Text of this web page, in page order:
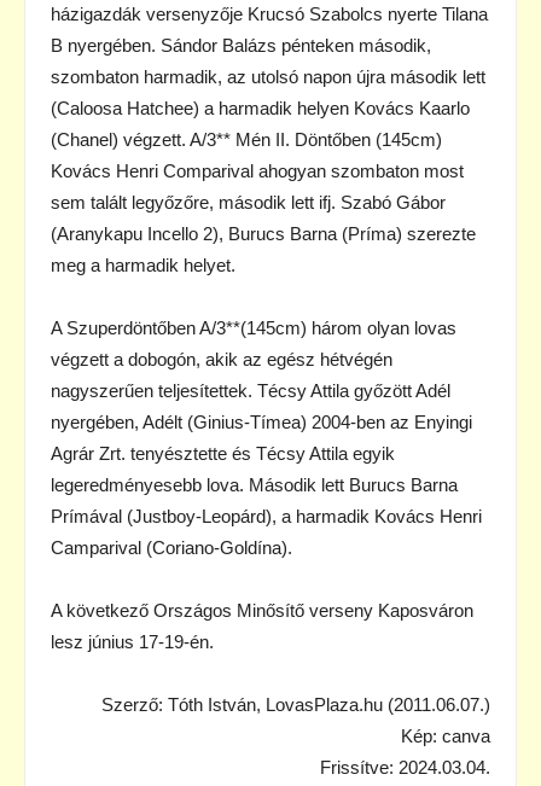
házigazdák versenyzője Krucsó Szabolcs nyerte Tilana
B nyergében. Sándor Balázs pénteken második,
szombaton harmadik, az utolsó napon újra második lett
(Caloosa Hatchee) a harmadik helyen Kovács Kaarlo
(Chanel) végzett. A/3** Mén II. Döntőben (145cm)
Kovács Henri Comparival ahogyan szombaton most
sem talált legyőzőre, második lett ifj. Szabó Gábor
(Aranykapu Incello 2), Burucs Barna (Príma) szerezte
meg a harmadik helyet.
A Szuperdöntőben A/3**(145cm) három olyan lovas
végzett a dobogón, akik az egész hétvégén
nagyszerűen teljesítettek. Técsy Attila győzött Adél
nyergében, Adélt (Ginius-Tímea) 2004-ben az Enyingi
Agrár Zrt. tenyésztette és Técsy Attila egyik
legeredményesebb lova. Második lett Burucs Barna
Prímával (Justboy-Leopárd), a harmadik Kovács Henri
Camparival (Coriano-Goldína).
A következő Országos Minősítő verseny Kaposváron
lesz június 17-19-én.
Szerző: Tóth István, LovasPlaza.hu (2011.06.07.)
Kép: canva
Frissítve: 2024.03.04.